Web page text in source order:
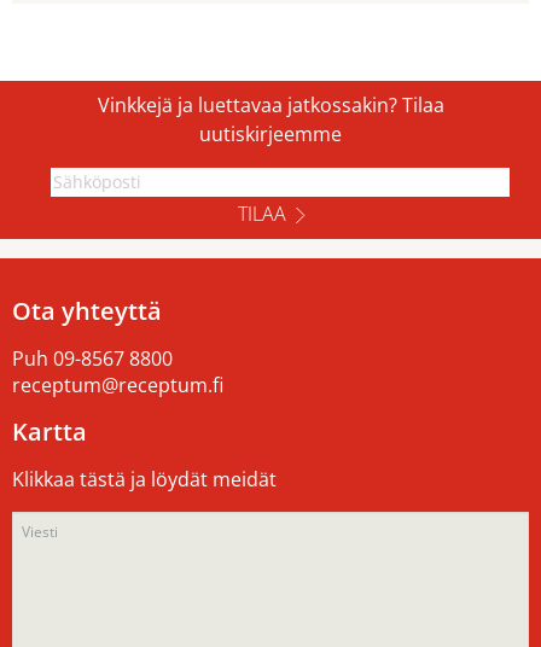
Vinkkejä ja luettavaa jatkossakin? Tilaa
uutiskirjeemme
TILAA
Ota yhteyttä
Puh 09-8567 8800
receptum@receptum.fi
Kartta
Klikkaa tästä ja löydät meidät